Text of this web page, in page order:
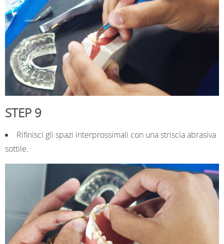
STEP 9
Rifinisci gli spazi interprossimali con una striscia abrasiva
sottile.